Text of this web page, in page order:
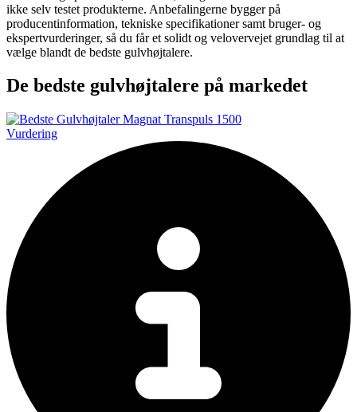
ikke selv testet produkterne. Anbefalingerne bygger på
producentinformation, tekniske specifikationer samt bruger- og
ekspertvurderinger, så du får et solidt og velovervejet grundlag til at
vælge blandt de bedste gulvhøjtalere.
De bedste gulvhøjtalere på markedet
Vurdering